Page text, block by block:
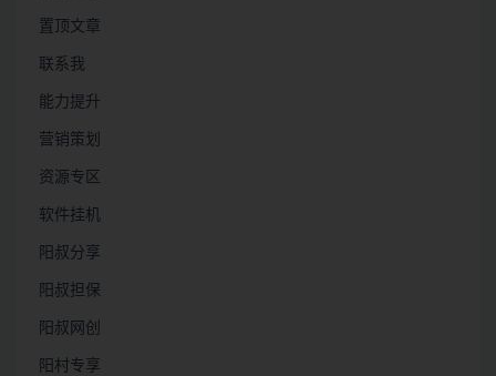
置顶文章
联系我
能力提升
营销策划
资源专区
软件挂机
阳叔分享
阳叔担保
阳叔网创
阳村专享